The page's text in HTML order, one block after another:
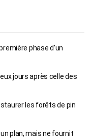
phase d’un
jours après celle des
les forêts de pin
plan, mais ne fournit